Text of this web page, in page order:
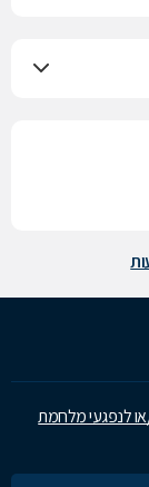
או לנפגעי מלחמת